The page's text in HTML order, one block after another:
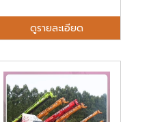
ดูรายละเอียด